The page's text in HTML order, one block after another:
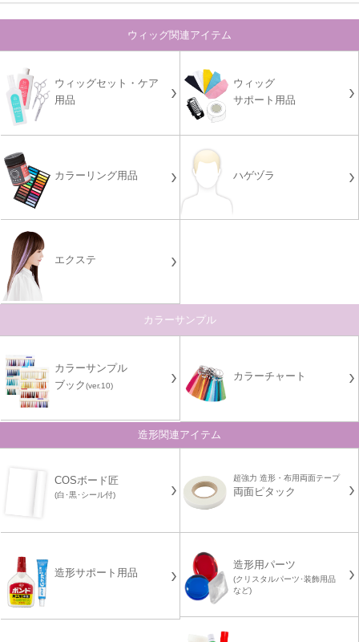
ウィッグ関連アイテム
ウィッグセット・ケア
用品
ウィッグ
サポート用品
カラーリング用品 ハゲヅラ
エクステ
カラーサンプル
カラーサンプル
ブック(ver.10)
カラーチャート
造形関連アイテム
COSボード匠
(白･黒･シール付)
超強力 造形・布用両面テープ
両面ピタック
造形サポート用品
造形用パーツ
(クリスタルパーツ･装飾用品
など)